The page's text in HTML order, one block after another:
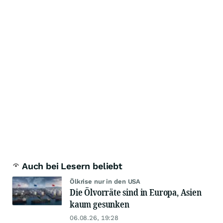
Auch bei Lesern beliebt
Ölkrise nur in den USA
Die Ölvorräte sind in Europa, Asien
kaum gesunken
06.08.26, 19:28